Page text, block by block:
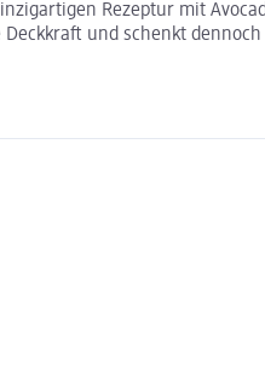
Rezeptur mit
und schenkt